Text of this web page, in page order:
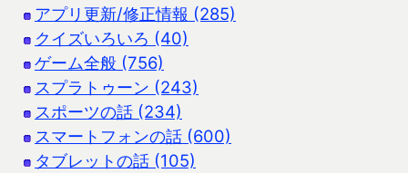
アプリ更新/修正情報 (285)
クイズいろいろ (40)
ゲーム全般 (756)
スプラトゥーン (243)
スポーツの話 (234)
スマートフォンの話 (600)
タブレットの話 (105)